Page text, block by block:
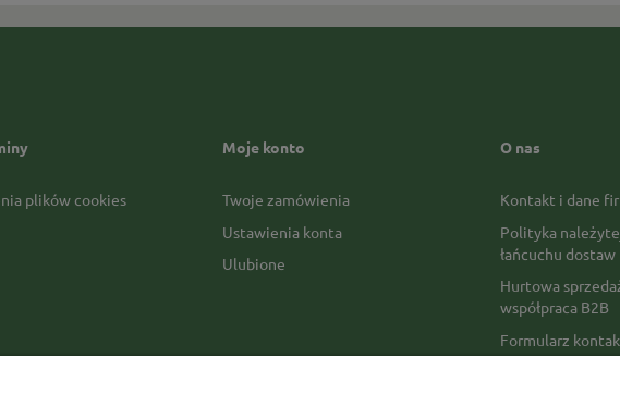
plików cookies
Moje konto
Twoje zamówienia
Ustawienia konta
Ulubione
O nas
Kontakt i dane
Polityka
łańcuchu dostaw
Hurtowa
współpraca B2B
Formularz